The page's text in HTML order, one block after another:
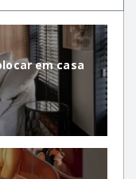
em casa